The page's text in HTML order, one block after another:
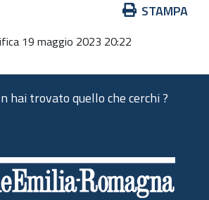
STAMPA
19 maggio 2023 20:22
hai trovato quello che cerchi ?